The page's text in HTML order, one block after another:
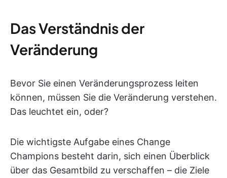
Das Verständnis der
Veränderung
Bevor Sie einen Veränderungsprozess leiten
können, müssen Sie die Veränderung verstehen.
Das leuchtet ein, oder?
Die wichtigste Aufgabe eines Change
Champions besteht darin, sich einen Überblick
über das Gesamtbild zu verschaffen – die Ziele